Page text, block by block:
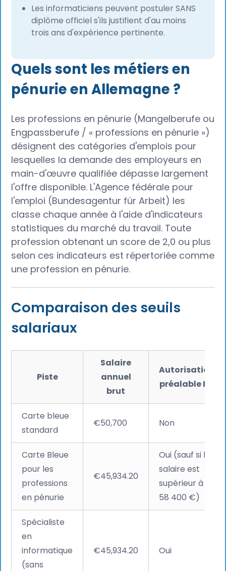
Les informaticiens peuvent postuler SANS
diplôme officiel s'ils justifient d'au moins
trois ans d'expérience pertinente.
Quels sont les métiers en
pénurie en Allemagne ?
Les professions en pénurie (Mangelberufe ou
Engpassberufe / « professions en pénurie »)
désignent des catégories d'emplois pour
lesquelles la demande des employeurs en
main-d'œuvre qualifiée dépasse largement
l'offre disponible. L'Agence fédérale pour
l'emploi (Bundesagentur für Arbeit) les
classe chaque année à l'aide d'indicateurs
statistiques du marché du travail. Toute
profession obtenant un score de 2,0 ou plus
selon ces indicateurs est répertoriée comme
une profession en pénurie.
Comparaison des seuils
salariaux
Piste
Salaire
annuel
brut
Autorisation
préalable BA
Carte bleue
standard
€50,700 Non
Carte Bleue
pour les
professions
en pénurie
€45,934.20
Oui (sauf si le
salaire est
supérieur à
58 400 €)
Spécialiste
en
informatique
(sans
€45,934.20 Oui